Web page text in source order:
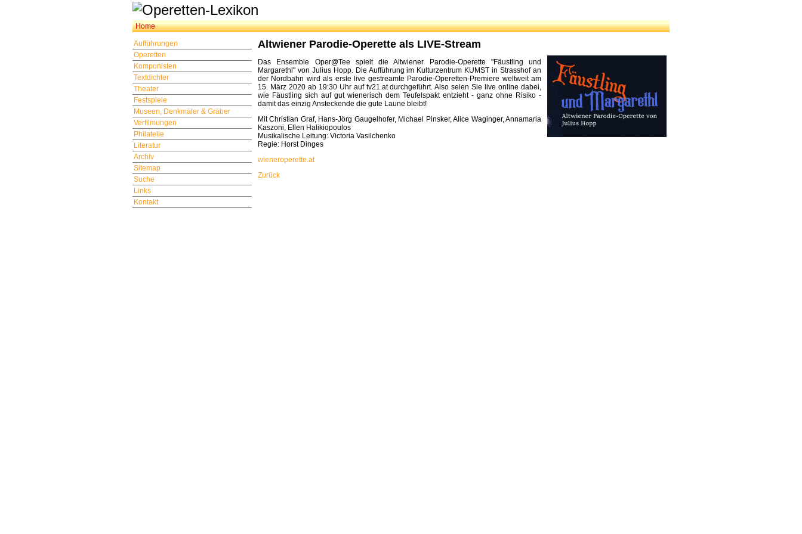
Home
Aufführungen
Operetten
Komponisten
Textdichter
Theater
Festspiele
Museen, Denkmäler & Gräber
Verfilmungen
Philatelie
Literatur
Archiv
Sitemap
Suche
Links
Kontakt
Altwiener Parodie-Operette als LIVE-Stream
Das Ensemble Oper@Tee spielt die Altwiener Parodie-Operette "Fäustling und
Margarethl" von Julius Hopp. Die Aufführung im Kulturzentrum KUMST in Strasshof an
der Nordbahn wird als erste live gestreamte Parodie-Operetten-Premiere weltweit am
15. März 2020 ab 19:30 Uhr auf tv21.at durchgeführt. Also seien Sie live online dabei,
wie Fäustling sich auf gut wienerisch dem Teufelspakt entzieht - ganz ohne Risiko -
damit das einzig Ansteckende die gute Laune bleibt!
Mit Christian Graf, Hans-Jörg Gaugelhofer, Michael Pinsker, Alice Waginger, Annamaria
Kaszoni, Ellen Halikiopoulos
Musikalische Leitung: Victoria Vasilchenko
Regie: Horst Dinges
wieneroperette.at
Zurück